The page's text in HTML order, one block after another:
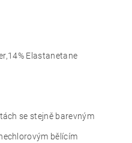
Elastanetane
se stejně barevným
bělícím